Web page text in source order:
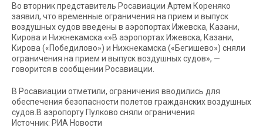
Во вторник представитель Росавиации Артем Кореняко
заявил, что временные ограничения на прием и выпуск
воздушных судов введены в аэропортах Ижевска, Казани,
Кирова и Нижнекамска.«»В аэропортах Ижевска, Казани,
Кирова («Победилово») и Нижнекамска («Бегишево») сняли
ограничения на прием и выпуск воздушных судов», —
говорится в сообщении Росавиации.
В Росавиации отметили, ограничения вводились для
обеспечения безопасности полетов гражданских воздушных
судов.В аэропорту Пулково сняли ограничения
Источник: РИА Новости